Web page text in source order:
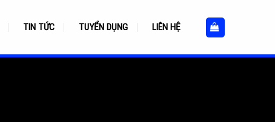
TIN TỨC TUYỂN DỤNG LIÊN HỆ